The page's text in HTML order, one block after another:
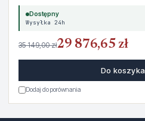
Dostępny
Wysyłka 24h
35 149,00 zł29 876,65 zł
Do koszyka
Dodaj do porównania